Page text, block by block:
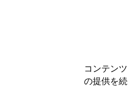
コンテンツ
の提供を続